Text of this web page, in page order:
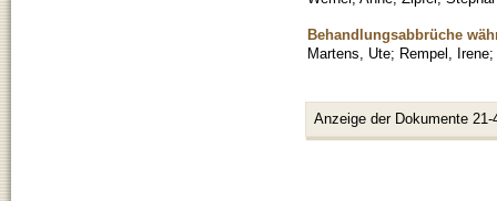
Behandlungsabbrüche
Martens, Ute; Rempel, Irene;
Anzeige der Dokumente 21-